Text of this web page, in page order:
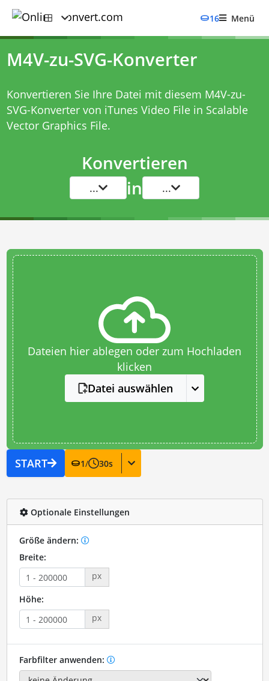
16 Menü
M4V-zu-SVG-Konverter
Konvertieren Sie Ihre Datei mit diesem M4V-zu-
SVG-Konvertervon iTunes Video File in Scalable
Vector Graphics File.
Konvertieren
... in ...
Dateien hier ablegen oder zum Hochladen
klicken
Datei auswählen
START 1/ 30s
Optionale Einstellungen
Größe ändern:
Breite:
px
Höhe:
px
Farbfilter anwenden: